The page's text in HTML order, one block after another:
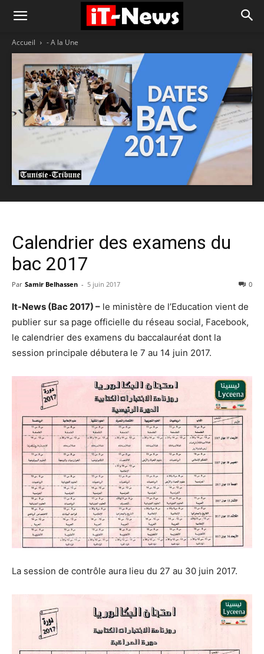
Accueil - A la Une
Calendrier des examens du
bac 2017
Par Samir Belhassen - 5 juin 2017 0
It-News (Bac 2017) – le ministère de l’Education vient de
publier sur sa page officielle du réseau social, Facebook,
le calendrier des examens du baccalauréat dont la
session principale débutera le 7 au 14 juin 2017.
La session de contrôle aura lieu du 27 au 30 juin 2017.